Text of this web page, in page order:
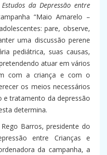
da Depressão entre
“Maio Amarelo –
pare, observe,
uma discussão perene
pediátrica, suas causas,
atuar em vários
com a criança e com o
os meios necessários
e tratamento da depressão
determina.
Barros, presidente do
entre Crianças e
da campanha, a